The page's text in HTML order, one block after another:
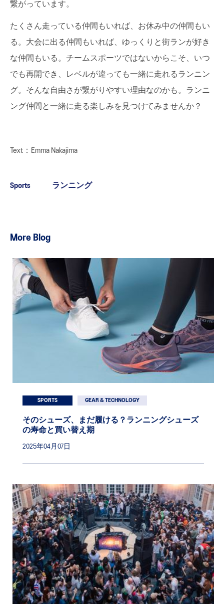
繋がっています。
たくさん走っている仲間もいれば、お休み中の仲間もい
る。大会に出る仲間もいれば、ゆっくりと街ランが好き
な仲間もいる。チームスポーツではないからこそ、いつ
でも再開でき、レベルが違っても一緒に走れるランニン
グ。そんな自由さが繋がりやすい理由なのかも。ランニ
ング仲間と一緒に走る楽しみを見つけてみませんか？
Text：Emma Nakajima
Sports ランニング
More Blog
SPORTS GEAR & TECHNOLOGY
そのシューズ、まだ履ける？ランニングシューズ
の寿命と買い替え期
2025年04月07日